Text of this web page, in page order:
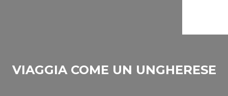
provided to them or that they’ve collected from your use
VIAGGIA COME UN UNGHERESE